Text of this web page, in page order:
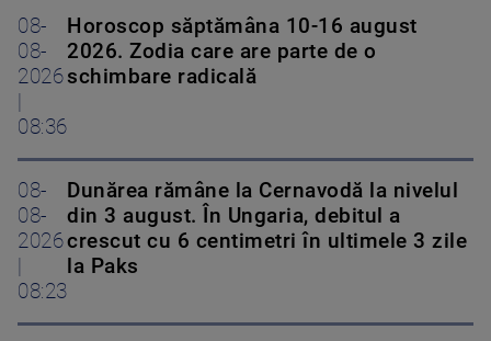
08-
08-
2026
08:36
Horoscop săptămâna 10-16 august
2026. Zodia care are parte de o
schimbare radicală
08-
08-
2026
08:23
Dunărea rămâne la Cernavodă la nivelul
din 3 august. În Ungaria, debitul a
crescut cu 6 centimetri în ultimele 3 zile
la Paks